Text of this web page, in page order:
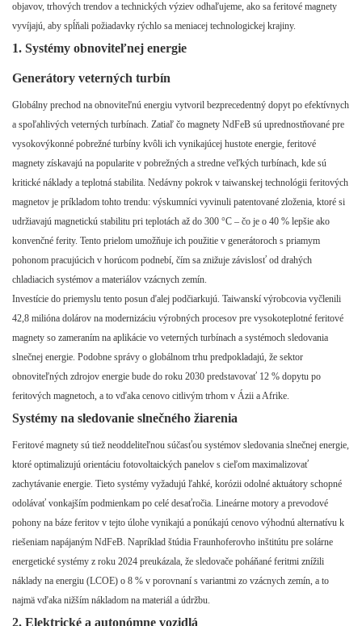
objavov, trhových trendov a technických výziev odhaľujeme, ako sa feritové magnety
vyvíjajú, aby spĺňali požiadavky rýchlo sa meniacej technologickej krajiny.
1. Systémy obnoviteľnej energie
Generátory veterných turbín
Globálny prechod na obnoviteľnú energiu vytvoril bezprecedentný dopyt po efektívnych
a spoľahlivých veterných turbínach. Zatiaľ čo magnety NdFeB sú uprednostňované pre
vysokovýkonné pobrežné turbíny kvôli ich vynikajúcej hustote energie, feritové
magnety získavajú na popularite v pobrežných a stredne veľkých turbínach, kde sú
kritické náklady a teplotná stabilita. Nedávny pokrok v taiwanskej technológii feritových
magnetov je príkladom tohto trendu: výskumníci vyvinuli patentované zloženia, ktoré si
udržiavajú magnetickú stabilitu pri teplotách až do 300 °C – čo je o 40 % lepšie ako
konvenčné ferity. Tento prielom umožňuje ich použitie v generátoroch s priamym
pohonom pracujúcich v horúcom podnebí, čím sa znižuje závislosť od drahých
chladiacich systémov a materiálov vzácnych zemín.
Investície do priemyslu tento posun ďalej podčiarkujú. Taiwanskí výrobcovia vyčlenili
42,8 milióna dolárov na modernizáciu výrobných procesov pre vysokoteplotné feritové
magnety so zameraním na aplikácie vo veterných turbínach a systémoch sledovania
slnečnej energie. Podobne správy o globálnom trhu predpokladajú, že sektor
obnoviteľných zdrojov energie bude do roku 2030 predstavovať 12 % dopytu po
feritových magnetoch, a to vďaka cenovo citlivým trhom v Ázii a Afrike.
Systémy na sledovanie slnečného žiarenia
Feritové magnety sú tiež neoddeliteľnou súčasťou systémov sledovania slnečnej energie,
ktoré optimalizujú orientáciu fotovoltaických panelov s cieľom maximalizovať
zachytávanie energie. Tieto systémy vyžadujú ľahké, korózii odolné aktuátory schopné
odolávať vonkajším podmienkam po celé desaťročia. Lineárne motory a prevodové
pohony na báze feritov v tejto úlohe vynikajú a ponúkajú cenovo výhodnú alternatívu k
riešeniam napájaným NdFeB. Napríklad štúdia Fraunhoferovho inštitútu pre solárne
energetické systémy z roku 2024 preukázala, že sledovače poháňané feritmi znížili
náklady na energiu (LCOE) o 8 % v porovnaní s variantmi zo vzácnych zemín, a to
najmä vďaka nižším nákladom na materiál a údržbu.
2. Elektrické a autonómne vozidlá